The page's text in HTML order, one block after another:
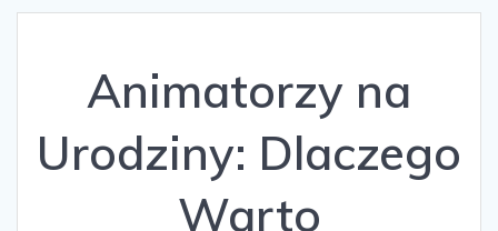
Animatorzy na
Urodziny: Dlaczego
Warto